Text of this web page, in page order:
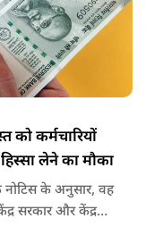
कर्मचारियों
लेने का मौका
नोटिस के अनुसार, वह
सरकार और केंद्र